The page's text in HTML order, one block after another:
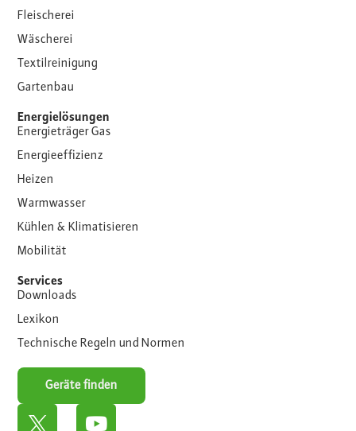
Fleischerei
Wäscherei
Textilreinigung
Gartenbau
Energielösungen
Energieträger Gas
Energieeffizienz
Heizen
Warmwasser
Kühlen & Klimatisieren
Mobilität
Services
Downloads
Lexikon
Technische Regeln und Normen
Geräte finden